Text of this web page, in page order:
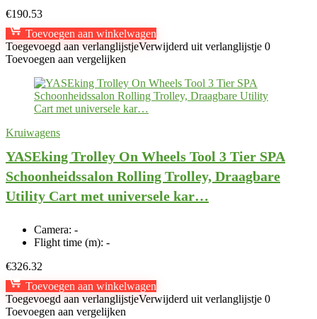
€190.53
Toevoegen aan winkelwagen
Toegevoegd aan verlanglijstjeVerwijderd uit verlanglijstje 0
Toevoegen aan vergelijken
Kruiwagens
YASEking Trolley On Wheels Tool 3 Tier SPA
Schoonheidssalon Rolling Trolley, Draagbare
Utility Cart met universele kar…
Camera: -
Flight time (m): -
€326.32
Toevoegen aan winkelwagen
Toegevoegd aan verlanglijstjeVerwijderd uit verlanglijstje 0
Toevoegen aan vergelijken